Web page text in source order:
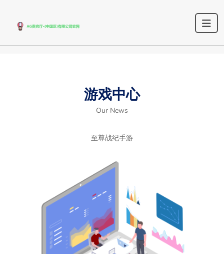
游戏中心
Our News
至尊战纪手游